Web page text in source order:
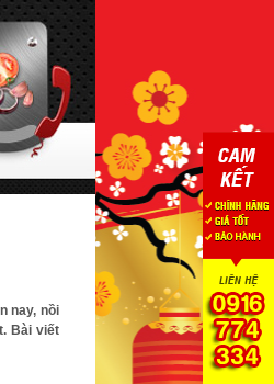
của khách hàng
Là thành công
nay, nồi
Bài viết